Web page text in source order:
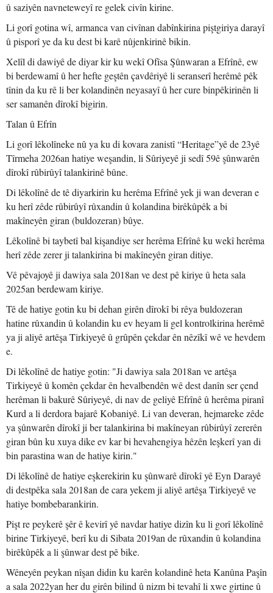
û saziyên navneteweyî re gelek civîn kirine.
Li gorî gotina wî, armanca van civînan dabînkirina piştgiriya darayî
û pisporî ye da ku dest bi karê nûjenkirinê bikin.
Xelîl di dawiyê de diyar kir ku wekî Ofîsa Şûnwaran a Efrînê, ew
bi berdewamî û her hefte geştên çavdêriyê li seranserî herêmê pêk
tînin da ku rê li ber kolandinên neyasayî û her cure binpêkirinên li
ser samanên dîrokî bigirin.
Talan û Efrîn
Li gorî lêkolîneke nû ya ku di kovara zanistî “Heritage”yê de 23yê
Tîrmeha 2026an hatiye weşandin, li Sûriyeyê ji sedî 59ê şûnwarên
dîrokî rûbirûyî talankirinê bûne.
Di lêkolînê de tê diyarkirin ku herêma Efrînê yek ji wan deveran e
ku herî zêde rûbirûyî rûxandin û kolandina birêkûpêk a bi
makîneyên giran (buldozeran) bûye.
Lêkolînê bi taybetî bal kişandiye ser herêma Efrînê ku wekî herêma
herî zêde zerer ji talankirina bi makîneyên giran ditiye.
Vê pêvajoyê ji dawiya sala 2018an ve dest pê kiriye û heta sala
2025an berdewam kiriye.
Tê de hatiye gotin ku bi dehan girên dîrokî bi rêya buldozeran
hatine rûxandin û kolandin ku ev heyam li gel kontrolkirina herêmê
ya ji aliyê artêşa Tirkiyeyê û grûpên çekdar ên nêzîkî wê ve hevdem
e.
Di lêkolînê de hatiye gotin: "Ji dawiya sala 2018an ve artêşa
Tirkiyeyê û komên çekdar ên hevalbendên wê dest danîn ser çend
herêman li bakurê Sûriyeyê, di nav de geliyê Efrînê û herêma piranî
Kurd a li derdora bajarê Kobaniyê. Li van deveran, hejmareke zêde
ya şûnwarên dîrokî ji ber talankirina bi makîneyan rûbirûyî zererên
giran bûn ku xuya dike ev kar bi hevahengiya hêzên leşkerî yan di
bin parastina wan de hatiye kirin."
Di lêkolînê de hatiye eşkerekirin ku şûnwarê dîrokî yê Eyn Darayê
di destpêka sala 2018an de cara yekem ji aliyê artêşa Tirkiyeyê ve
hatiye bombebarankirin.
Pişt re peykerê şêr ê kevirî yê navdar hatiye dizîn ku li gorî lêkolînê
birine Tirkiyeyê, berî ku di Sibata 2019an de rûxandin û kolandina
birêkûpêk a li şûnwar dest pê bike.
Wêneyên peykan nîşan didin ku karên kolandinê heta Kanûna Paşîn
a sala 2022yan her du girên bilind û nizm bi tevahî li xwe girtine û